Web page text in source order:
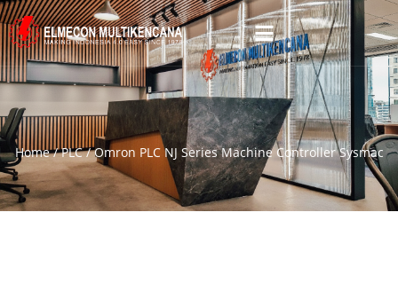
Home/PLC/ Omron PLC NJ Series Machine Controller Sysmac